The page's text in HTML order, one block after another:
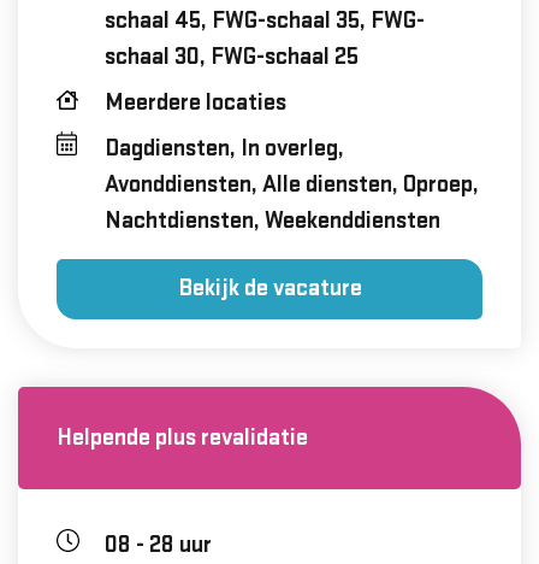
schaal 45, FWG-schaal 35, FWG-
schaal 30, FWG-schaal 25
Meerdere locaties
Dagdiensten, In overleg,
Avonddiensten, Alle diensten, Oproep,
Nachtdiensten, Weekenddiensten
Bekijk de vacature
Helpende plus revalidatie
08 - 28 uur